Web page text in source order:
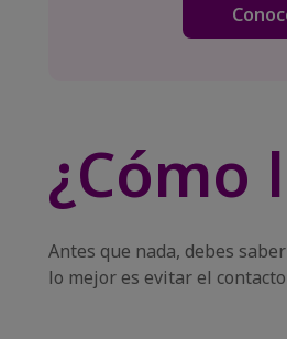
¿Cómo
Antes que nada, debes
lo mejor es evitar el